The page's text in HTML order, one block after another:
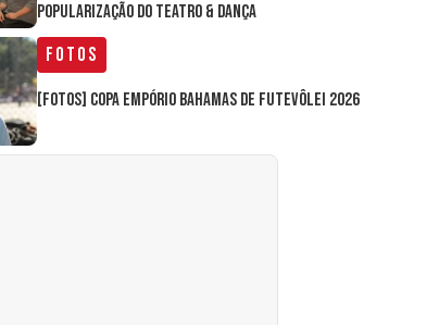
Popularização do Teatro & Dança
Fotos
[FOTOS] Copa Empório Bahamas de Futevôlei 2026